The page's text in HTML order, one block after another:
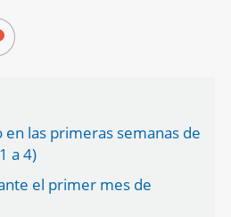
las primeras semanas de
a 4)
el primer mes de